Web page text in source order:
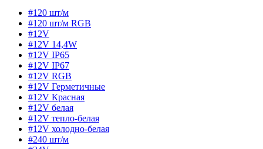
#120 шт/м
#120 шт/м RGB
#12V
#12V 14,4W
#12V IP65
#12V IP67
#12V RGB
#12V Герметичные
#12V Красная
#12V белая
#12V тепло-белая
#12V холодно-белая
#240 шт/м